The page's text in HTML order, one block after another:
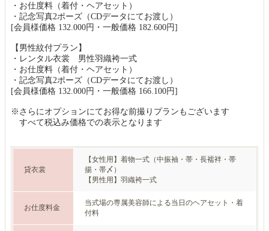
・お仕度料（着付・ヘアセット）
・記念写真2ポーズ（CDデータにてお渡し）
[会員様価格 132.000円・一般価格 182.600円]
【男性紋付プラン】
・レンタル衣裳 男性羽織袴一式
・お仕度料（着付・ヘアセット）
・記念写真2ポーズ（CDデータにてお渡し）
[会員様価格 132.000円・一般価格 166.100円]
※さらにオプションにてお得な前撮りプランもございます
すべて税込み価格での表示となります
貸衣裳
【女性用】着物一式（中振袖・帯・長襦袢・帯
揚・帯〆）
【男性用】羽織袴一式
お仕度料金
当式場の専属美容師による当日のヘアセット・着
付料